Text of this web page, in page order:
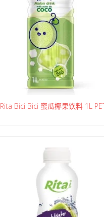
Rita Bici Bici 蜜瓜椰果饮料 1L